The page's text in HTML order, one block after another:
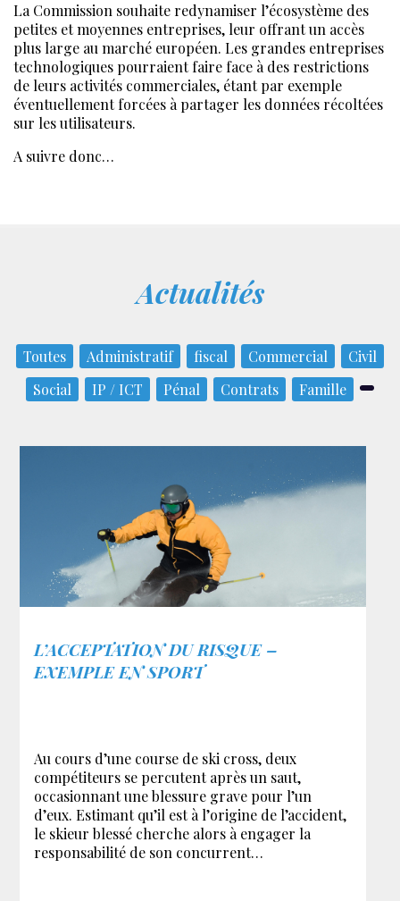
La Commission souhaite redynamiser l’écosystème des
petites et moyennes entreprises, leur offrant un accès
plus large au marché européen. Les grandes entreprises
technologiques pourraient faire face à des restrictions
de leurs activités commerciales, étant par exemple
éventuellement forcées à partager les données récoltées
sur les utilisateurs.
A suivre donc…
Actualités
Toutes Administratif fiscal Commercial
Civil
Social
IP / ICT Pénal Contrats Famille
L’ACCEPTATION DU RISQUE –
EXEMPLE EN SPORT
Au cours d’une course de ski cross, deux
compétiteurs se percutent après un saut,
occasionnant une blessure grave pour l’un
d’eux. Estimant qu’il est à l’origine de l’accident,
le skieur blessé cherche alors à engager la
responsabilité de son concurrent…